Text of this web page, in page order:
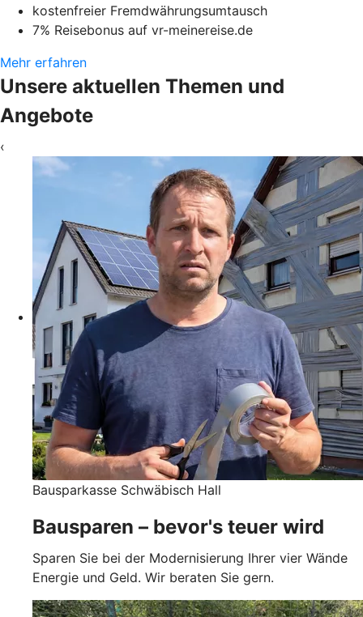
kostenfreier Fremdwährungsumtausch
7% Reisebonus auf vr-meinereise.de
Mehr erfahren
Unsere aktuellen Themen und
Angebote
‹
Bausparkasse Schwäbisch Hall
Bausparen – bevor's teuer wird
Sparen Sie bei der Modernisierung Ihrer vier Wände
Energie und Geld. Wir beraten Sie gern.